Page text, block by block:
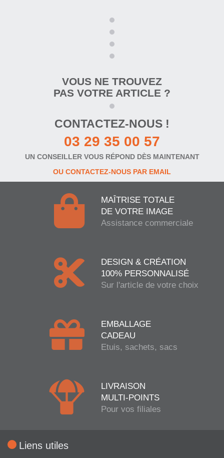
VOUS NE TROUVEZ
PAS VOTRE ARTICLE ?
CONTACTEZ-NOUS !
03 29 35 00 57
UN CONSEILLER VOUS RÉPOND DÈS MAINTENANT
OU CONTACTEZ-NOUS PAR EMAIL
MAÎTRISE TOTALE
DE VOTRE IMAGE
Assistance commerciale
DESIGN & CRÉATION
100% PERSONNALISÉ
Sur l'article de votre choix
EMBALLAGE
CADEAU
Etuis, sachets, sacs
LIVRAISON
MULTI-POINTS
Pour vos filiales
Liens utiles